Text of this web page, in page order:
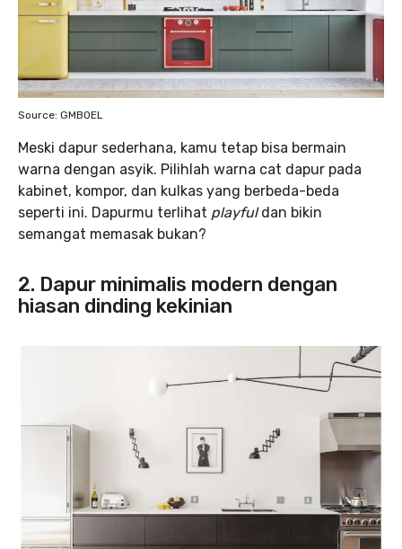
Source: GMBOEL
Meski dapur sederhana, kamu tetap bisa bermain
warna dengan asyik. Pilihlah warna cat dapur pada
kabinet, kompor, dan kulkas yang berbeda-beda
seperti ini. Dapurmu terlihat playfuldan bikin
semangat memasak bukan?
2. Dapur minimalis modern dengan
hiasan dinding kekinian